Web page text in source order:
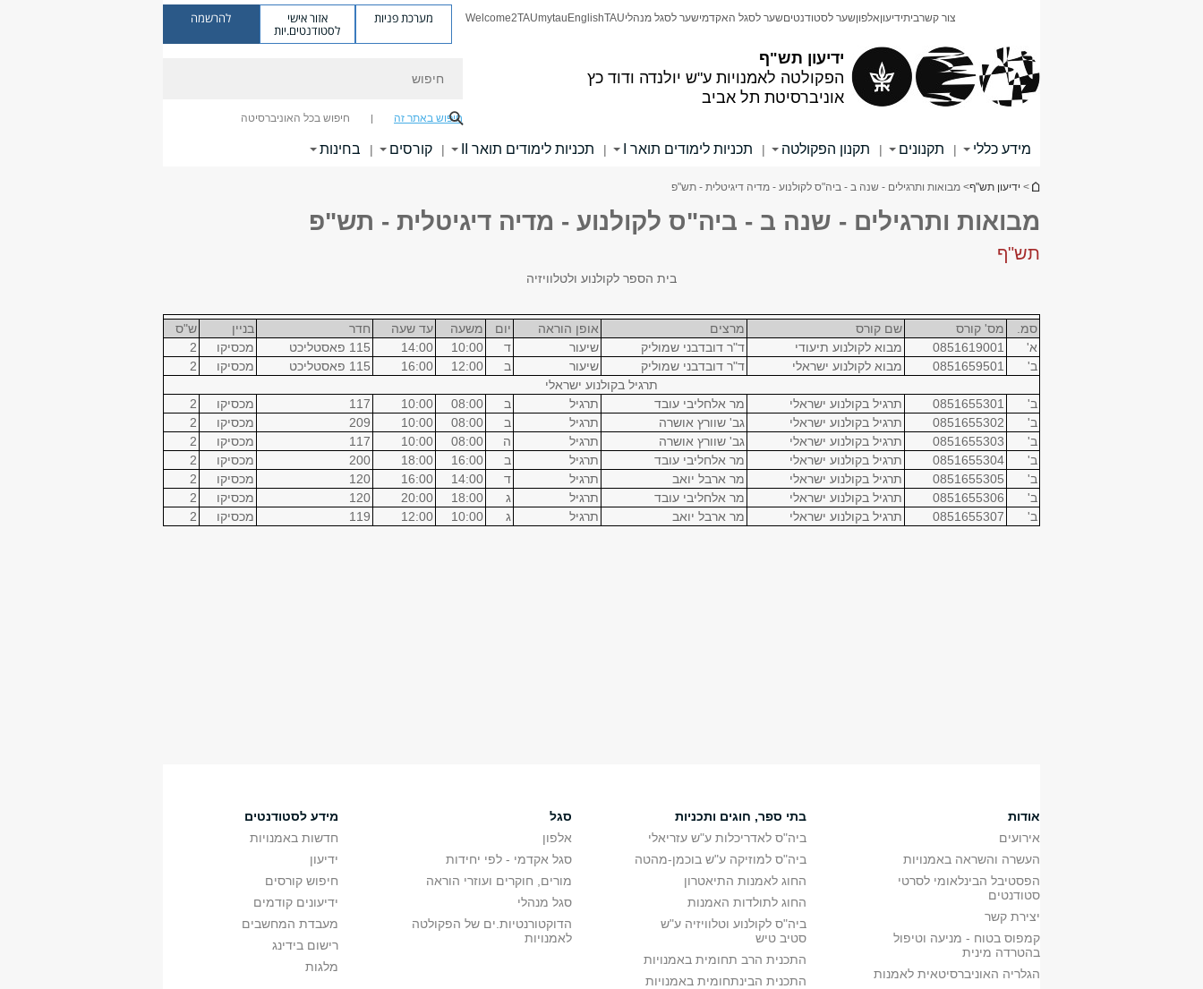
ידיעון תש"ף
הפקולטה לאמנויות ע"ש יולנדה ודוד כץ
אוניברסיטת תל אביב
צור קשרביתידיעוןאלפוןשער לסטודנטיםשער לסגל האקדמישער לסגל מנהליTAU
English
mytau
Welcome2TAU מערכת פניות אזור אישי
לסטודנטים.יות
להרשמה
חיפוש באתר זה חיפוש בכל האוניברסיטה
מידע כללי | תקנונים | תקנון הפקולטה | תכניות לימודים תואר I | תכניות לימודים תואר II | קורסים | בחינות
הינך נמצא כאן
> ידיעון תש"ף> מבואות ותרגילים - שנה ב - ביה"ס לקולנוע - מדיה דיגיטלית - תש"פ
מבואות ותרגילים - שנה ב - ביה"ס לקולנוע - מדיה דיגיטלית - תש"פ
תש"ף
בית הספר לקולנוע ולטלוויזיה
סמ. מס' קורס שם קורס מרצים אופן הוראה יום משעה עד שעה חדר בניין
ש"ס
א'
0851619001 מבוא לקולנוע תיעודי ד"ר דובדבני שמוליק שיעור ד 10:00
14:00 115 פאסטליכט מכסיקו
2
ב'
0851659501 מבוא לקולנוע ישראלי ד"ר דובדבני שמוליק שיעור ב 12:00
16:00 115 פאסטליכט מכסיקו
2
תרגיל בקולנוע ישראלי
ב'
0851655301 תרגיל בקולנוע ישראלי מר אלחליבי עובד תרגיל ב 08:00
10:00
117 מכסיקו
2
ב'
0851655302 תרגיל בקולנוע ישראלי גב' שוורץ אושרה תרגיל ב 08:00
10:00
209 מכסיקו
2
ב'
0851655303 תרגיל בקולנוע ישראלי גב' שוורץ אושרה תרגיל ה 08:00
10:00
117 מכסיקו
2
ב'
0851655304 תרגיל בקולנוע ישראלי מר אלחליבי עובד תרגיל ב 16:00
18:00
200 מכסיקו
2
ב'
0851655305 תרגיל בקולנוע ישראלי מר ארבל יואב תרגיל ד 14:00
16:00
120 מכסיקו
2
ב'
0851655306 תרגיל בקולנוע ישראלי מר אלחליבי עובד תרגיל ג 18:00
20:00
120 מכסיקו
2
ב'
0851655307 תרגיל בקולנוע ישראלי מר ארבל יואב תרגיל ג 10:00
12:00
119 מכסיקו 2
אודות
אירועים
העשרה והשראה באמנויות
הפסטיבל הבינלאומי לסרטי
סטודנטים
יצירת קשר
קמפוס בטוח - מניעה וטיפול
בהטרדה מינית
הגלריה האוניברסיטאית לאמנות
בתי ספר, חוגים ותכניות
ביה"ס לאדריכלות ע"ש עזריאלי
ביה"ס למוזיקה ע"ש בוכמן-מהטה
החוג לאמנות התיאטרון
החוג לתולדות האמנות
ביה"ס לקולנוע וטלוויזיה ע"ש
סטיב טיש
התכנית הרב תחומית באמנויות
התכנית הבינתחומית באמנויות
סגל
אלפון
סגל אקדמי - לפי יחידות
מורים, חוקרים ועוזרי הוראה
סגל מנהלי
הדוקטורנטיות.ים של הפקולטה
לאמנויות
מידע לסטודנטים
חדשות באמנויות
ידיעון
חיפוש קורסים
ידיעונים קודמים
מעבדת המחשבים
רישום בידינג
מלגות